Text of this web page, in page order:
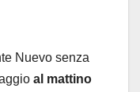
Nuevo senza
al mattino